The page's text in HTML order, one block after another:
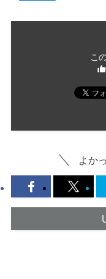
こ
よか